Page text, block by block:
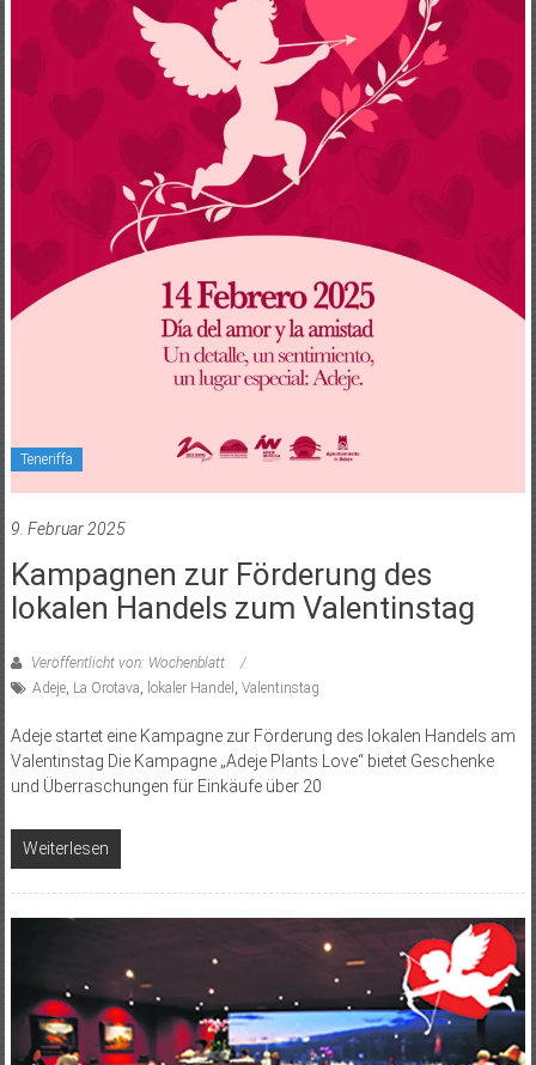
Teneriffa
9. Februar 2025
Kampagnen zur Förderung des
lokalen Handels zum Valentinstag
Veröffentlicht von: Wochenblatt
Adeje, La Orotava, lokaler Handel , Valentinstag
Adeje startet eine Kampagne zur Förderung des lokalen Handels am
Valentinstag Die Kampagne „Adeje Plants Love“ bietet Geschenke
und Überraschungen für Einkäufe über 20
Weiterlesen